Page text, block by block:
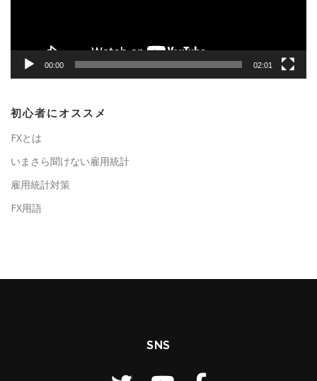
00:00 02:01
初心者にオススメ
FXとは
いまさら聞けない雇用統計
雇用統計対策
FX用語
SNS